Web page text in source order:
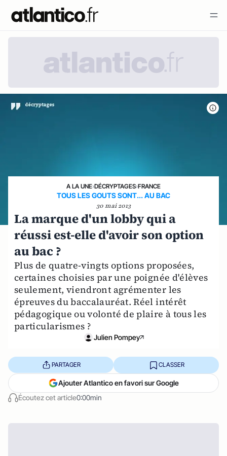
A LA UNE›DÉCRYPTAGES›FRANCE
TOUS LES GOUTS SONT... AU BAC
30 mai 2013
La marque d'un lobby qui a
réussi est-elle d'avoir son option
au bac ?
Plus de quatre-vingts options proposées,
certaines choisies par une poignée d'élèves
seulement, viendront agrémenter les
épreuves du baccalauréat. Réel intérêt
pédagogique ou volonté de plaire à tous les
particularismes ?
Julien Pompey
Écoutez cet article0:00min
PARTAGER CLASSER
Ajouter Atlantico en favori sur Google